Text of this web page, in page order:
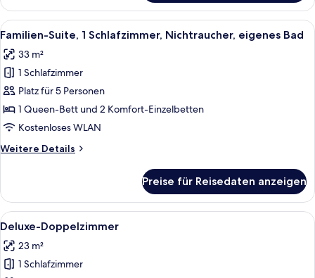
Family
Spa
Alle
Fotos
für
Familien-
Suite,
1
Schlafzimmer,
eigenes
Ein modernes Hotelzimmer mit
20
Familien-Suite, 1 Schlafzimmer, Nichtraucher, eigenes Bad
33 m²
1 Schlafzimmer
Platz für 5 Personen
1 Queen-Bett und 2 Komfort-Einzelbetten
Kostenloses WLAN
Weitere Details
Weitere
Suite,
Schlafzimmer,
Nichtraucher,
eigenes
Bad
Preise für Reisedaten anzeigen
Alle
Fotos
für
Deluxe-
Ein Hotelzimmer mit Bett,
18
Deluxe-Doppelzimmer
23 m²
1 Schlafzimmer